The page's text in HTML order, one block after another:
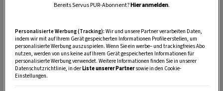
Bereits Servus PUR-Abonnent?Hier anmelden.
Personalisierte Werbung (Tracking): Wir und unsere Partner verarbeiten Daten,
indem wir mit auf Ihrem Gerät gespeicherten Informationen Profile erstellen, um
personalisierte Werbung auszuspielen. Wenn Sie ein werbe– und trackingfreies Abo
nutzen, werden von uns keine auf Ihrem Gerät gespeicherten Informationen für
personalisierte Werbung verwendet. Weitere Informationen finden Sie in unserer
Datenschutzrichtlinie, in derListe unserer Partnersowie in den Cookie-
Einstellungen.